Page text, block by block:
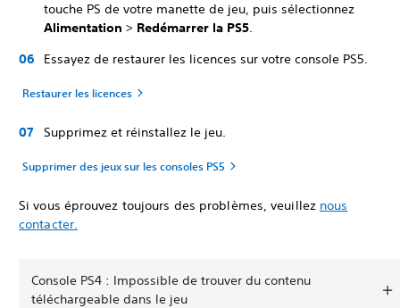
touche PS de votre manette de jeu, puis sélectionnez
Alimentation > Redémarrer la PS5.
Essayez de restaurer les licences sur votre console PS5.
Restaurer les licences
Supprimez et réinstallez le jeu.
Supprimer des jeux sur les consoles PS5
Si vous éprouvez toujours des problèmes, veuillez nous
contacter.
Console PS4 : Impossible de trouver du contenu
téléchargeable dans le jeu